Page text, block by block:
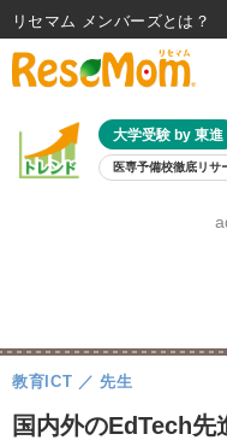
大学受験 by 東進
医専予備校徹底リサ
8月
国内外のEdTech
教育ICT 先生
リセマム メンバーズ